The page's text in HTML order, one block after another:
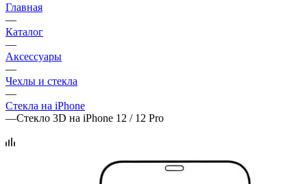
Главная
—
Каталог
—
Аксессуары
—
Чехлы и стекла
—
Стекла на iPhone
—Стекло 3D на iPhone 12 / 12 Pro